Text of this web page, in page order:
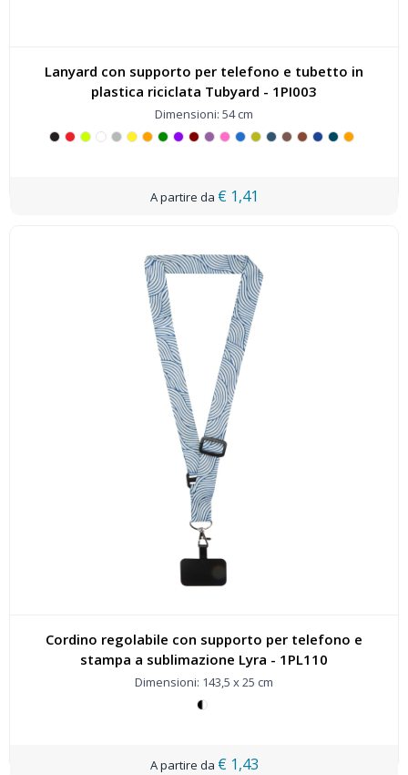
Lanyard con supporto per telefono e tubetto in
plastica riciclata Tubyard - 1PI003
Dimensioni: 54 cm
€ 1,41
Cordino regolabile con supporto per telefono e
stampa a sublimazione Lyra - 1PL110
Dimensioni: 143,5 x 25 cm
€ 1,43